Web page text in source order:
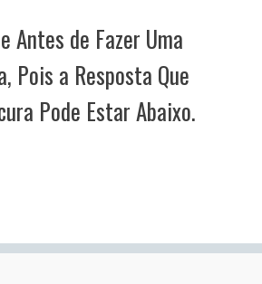
Antes de Fazer Uma
Pois a Resposta Que
Pode Estar Abaixo.